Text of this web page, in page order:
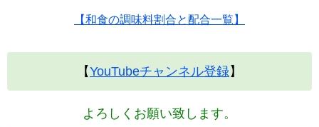
【和食の調味料割合と配合一覧】
【YouTubeチャンネル登録】
よろしくお願い致します。